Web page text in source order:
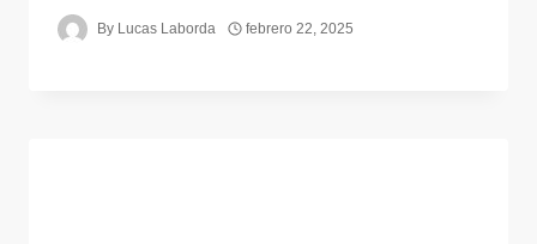
By Lucas Laborda febrero 22, 2025